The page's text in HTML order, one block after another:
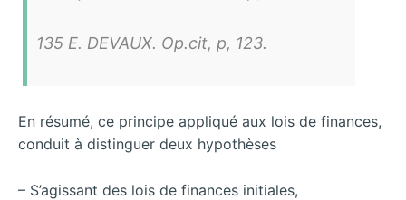
135 E. DEVAUX. Op.cit, p, 123.
En résumé, ce principe appliqué aux lois de finances,
conduit à distinguer deux hypothèses
– S’agissant des lois de finances initiales,